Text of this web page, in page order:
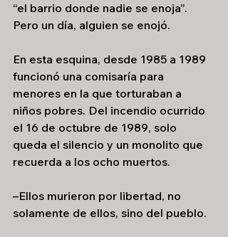
“el barrio donde nadie se enoja”.
Pero un día, alguien se enojó.
En esta esquina, desde 1985 a 1989
funcionó una comisaría para
menores en la que torturaban a
niños pobres. Del incendio ocurrido
el 16 de octubre de 1989, solo
queda el silencio y un monolito que
recuerda a los ocho muertos.
–Ellos murieron por libertad, no
solamente de ellos, sino del pueblo.